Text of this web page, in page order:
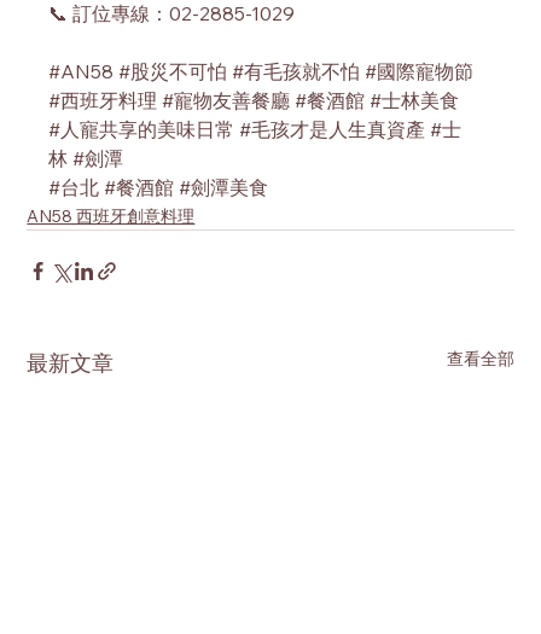
📞 訂位專線：02-2885-1029
#AN58 #股災不可怕 #有毛孩就不怕 #國際寵物節
#西班牙料理 #寵物友善餐廳 #餐酒館 #士林美食
#人寵共享的美味日常 #毛孩才是人生真資產 #士
林 #劍潭
#台北 #餐酒館 #劍潭美食
AN58 西班牙創意料理
最新文章 查看全部